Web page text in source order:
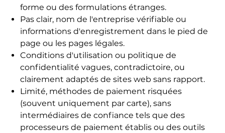
forme ou des formulations étranges.
Pas clair, nom de l'entreprise vérifiable ou
informations d'enregistrement dans le pied de
page ou les pages légales.
Conditions d'utilisation ou politique de
confidentialité vagues, contradictoire, ou
clairement adaptés de sites web sans rapport.
Limité, méthodes de paiement risquées
(souvent uniquement par carte), sans
intermédiaires de confiance tels que des
processeurs de paiement établis ou des outils